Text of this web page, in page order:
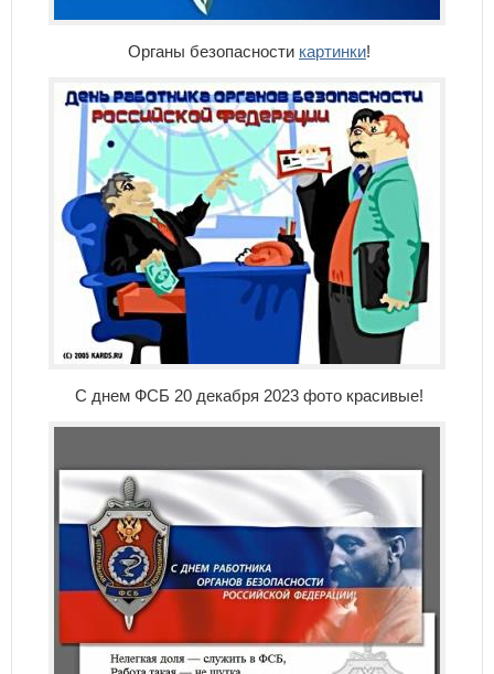
Органы безопасности картинки!
С днем ФСБ 20 декабря 2023 фото красивые!